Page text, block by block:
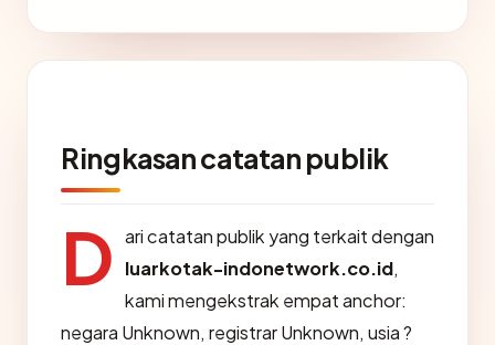
Ringkasan catatan publik
D ari catatan publik yang terkait dengan
luarkotak-indonetwork.co.id,
kami mengekstrak empat anchor:
negara Unknown, registrar Unknown, usia ?